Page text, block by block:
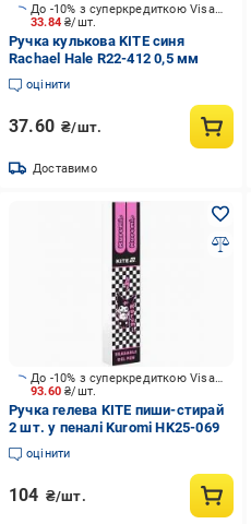
33.84₴/шт.
До -10% з суперкредиткою Visa Вигода
Ручка кулькова KITE синя
Rachael Hale R22-412 0,5 мм
оцінити
37.60 ₴/шт.
Доставимо
93.60₴/шт.
До -10% з суперкредиткою Visa Вигода
Ручка гелева KITE пиши-стирай
2 шт. у пеналі Kuromi HK25-069
оцінити
104 ₴/шт.